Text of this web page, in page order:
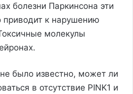
болезни Паркинсона эти
приводит к нарушению
молекулы
было известно, может ли
в отсутствие PINK1 и